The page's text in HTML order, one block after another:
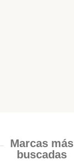
Marcas más
buscadas